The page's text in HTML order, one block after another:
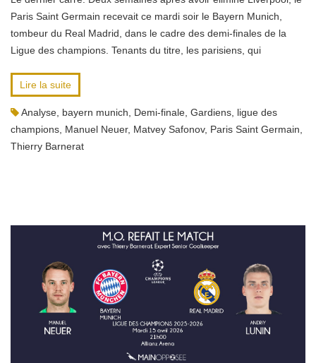
Paris Saint Germain recevait ce mardi soir le Bayern Munich,
tombeur du Real Madrid, dans le cadre des demi-finales de la
Ligue des champions. Tenants du titre, les parisiens, qui
Lire la suite
Analyse bayern munich Demi-finale Gardiens ligue des
champions Manuel Neuer, Matvey Safonov, Paris Saint Germain
Thierry Barnerat